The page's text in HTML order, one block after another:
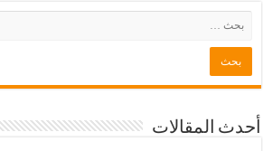
أحدث المقالات